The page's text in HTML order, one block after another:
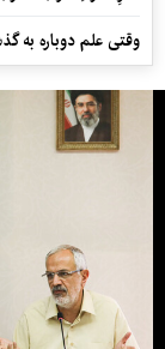
وقتی علم دوباره به